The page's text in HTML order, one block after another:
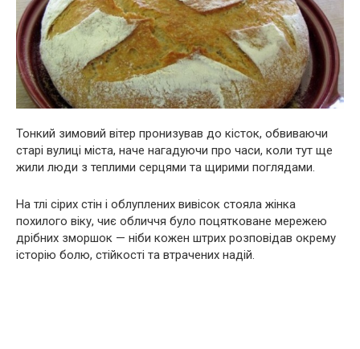
Тонкий зимовий вітер пронизував до кісток, обвиваючи
старі вулиці міста, наче нагадуючи про часи, коли тут ще
жили люди з теплими серцями та щирими поглядами.
На тлі сірих стін і облуплених вивісок стояла жінка
похилого віку, чиє обличчя було поцятковане мережею
дрібних зморшок — ніби кожен штрих розповідав окрему
історію болю, стійкості та втрачених надій.